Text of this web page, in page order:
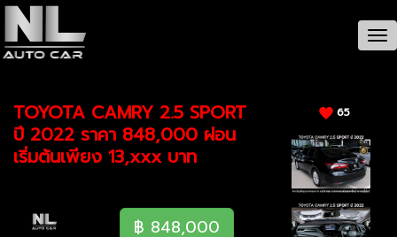
TOYOTA CAMRY 2.5 SPORT
ปี 2022 ราคา 848,000 ผ่อน
เริ่มต้นเพียง 13,xxx บาท
฿ 848,000
65